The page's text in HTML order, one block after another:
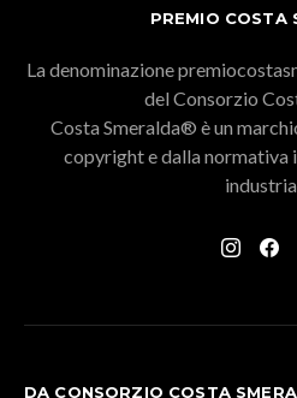
PREMIO COSTA
La denominazione
del Consorzio
Costa Smeralda® è un
copyright e dalla normativa
DA CONSORZIO COSTA